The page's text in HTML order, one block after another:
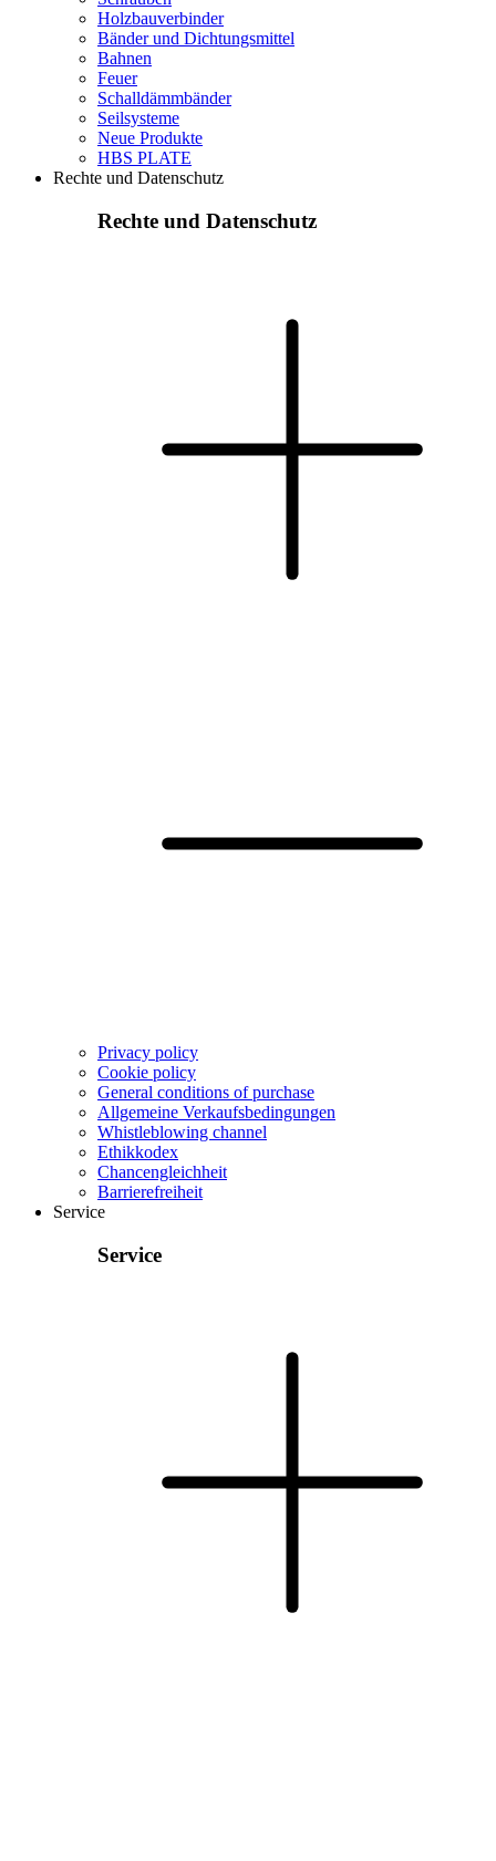
Holzbauverbinder
Bänder und Dichtungsmittel
Bahnen
Feuer
Schalldämmbänder
Seilsysteme
Neue Produkte
HBS PLATE
Rechte und Datenschutz
Rechte und Datenschutz
Privacy policy
Cookie policy
General conditions of purchase
Allgemeine Verkaufsbedingungen
Whistleblowing channel
Ethikkodex
Chancengleichheit
Barrierefreiheit
Service
Service